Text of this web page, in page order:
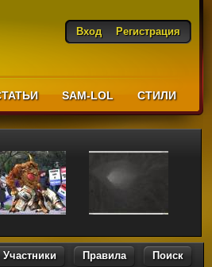
Вход Регистрация
SAM-LOL CТИЛИ
Участники Правила Поиск